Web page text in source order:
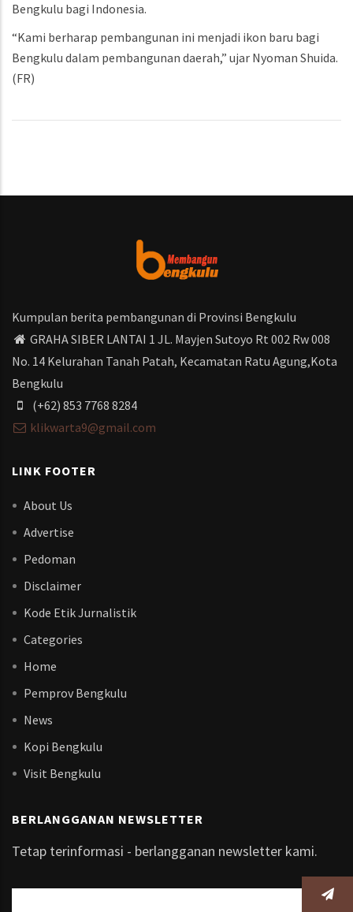
Bengkulu bagi Indonesia.
“Kami berharap pembangunan ini menjadi ikon baru bagi
Bengkulu dalam pembangunan daerah,” ujar Nyoman Shuida.
(FR)
Kumpulan berita pembangunan di Provinsi Bengkulu
GRAHA SIBER LANTAI 1 JL. Mayjen Sutoyo Rt 002 Rw 008
No. 14 Kelurahan Tanah Patah, Kecamatan Ratu Agung,Kota
Bengkulu
(+62) 853 7768 8284
klikwarta9@gmail.com
LINK FOOTER
About Us
Advertise
Pedoman
Disclaimer
Kode Etik Jurnalistik
Categories
Home
Pemprov Bengkulu
News
Kopi Bengkulu
Visit Bengkulu
BERLANGGANAN NEWSLETTER
Tetap terinformasi - berlangganan newsletter kami.